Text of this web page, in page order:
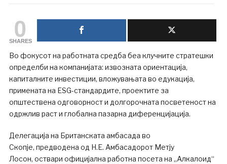
0
SHARES
Во фокусот на работната средба беа клучните стратешки
определби на компанијата: извозната ориентација,
капиталните инвестиции, вложувањата во едукација,
примената на ESG-стандардите, проектите за
општествена одговорност и долгорочната посветеност на
одржлив раст и глобална пазарна диференцијација.
Делегација на Британската амбасада во
Скопје, предводена од Н.Е. Амбасадорот Метју
Лосон, оствари официјална работна посета на „Алкалоид“